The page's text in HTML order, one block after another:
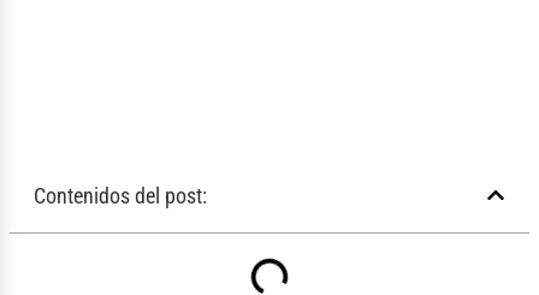
Contenidos del post: